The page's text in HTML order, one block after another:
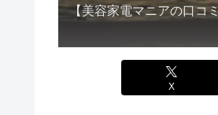
【美容家電マニアの口コ
X